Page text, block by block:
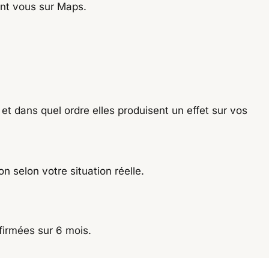
vous sur Maps.
dans quel ordre elles produisent un effet sur vos
selon votre situation réelle.
sur 6 mois.